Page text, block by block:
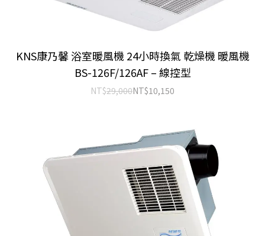
KNS康乃馨 浴室暖風機 24小時換氣 乾燥機 暖風機
BS-126F/126AF – 線控型
NT$29,000NT$10,150